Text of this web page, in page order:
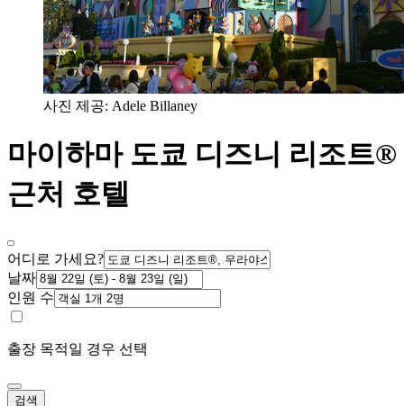
사진 제공: Adele Billaney
마이하마 도쿄 디즈니 리조트®
근처 호텔
어디로 가세요?
날짜
인원 수
출장 목적일 경우 선택
검색